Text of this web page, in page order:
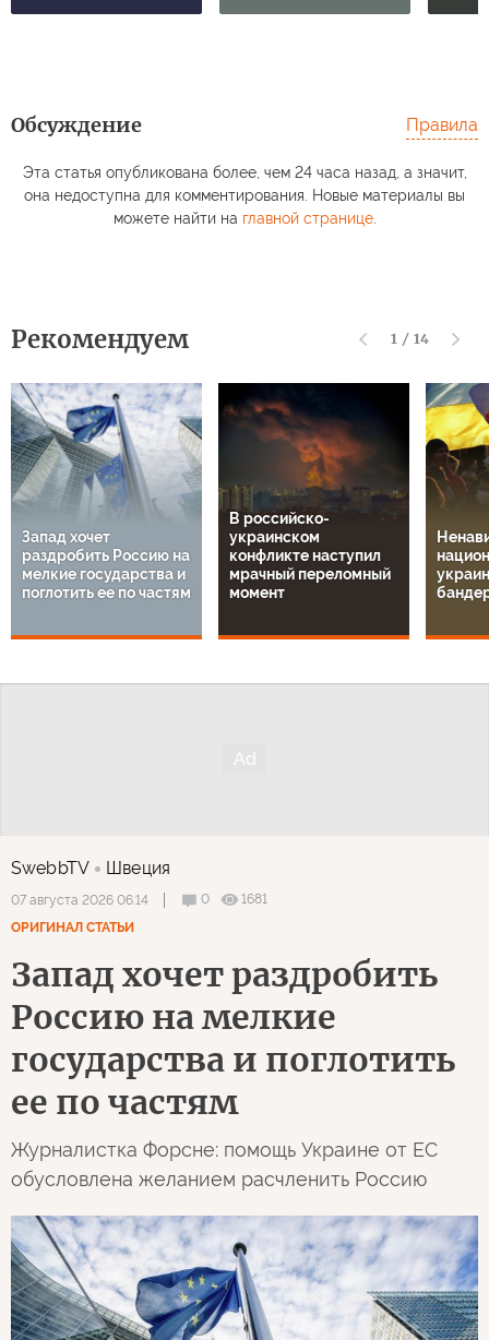
Обсуждение Правила
Эта статья опубликована более, чем 24 часа назад, а значит,
она недоступна для комментирования. Новые материалы вы
можете найти на главной странице.
Рекомендуем 1 / 14
Запад хочет
раздробить Россию на
мелкие государства и
поглотить ее по частям
В российско-
украинском
конфликте наступил
мрачный переломный
момент
SwebbTV Швеция
07 августа 2026 06:14 0
1681
ОРИГИНАЛ СТАТЬИ
Запад хочет раздробить
Россию на мелкие
государства и поглотить
ее по частям
Журналистка Форсне: помощь Украине от ЕС
обусловлена желанием расчленить Россию